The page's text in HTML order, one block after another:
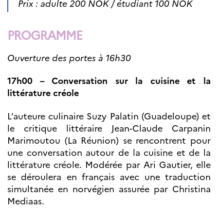
doctorats en
Témoignages
France Alumni
RECHERCHE
Programmes de
coopération
Åsgard
PHC Aurora
Åsgard Horizon
Bourses
Arctic Frontiers
Prix : adulte 200 NOK / étudiant 100 NOK
PROGRAMME
Ouverture des portes à 16h30
17h00 – Conversation sur la cuisine et la
littérature créole
L’auteure culinaire Suzy Palatin (Guadeloupe) et
le critique littéraire Jean-Claude Carpanin
Marimoutou (La Réunion) se rencontrent pour
une conversation autour de la cuisine et de la
littérature créole. Modérée par Ari Gautier, elle
se déroulera en français avec une traduction
simultanée en norvégien assurée par Christina
Mediaas.